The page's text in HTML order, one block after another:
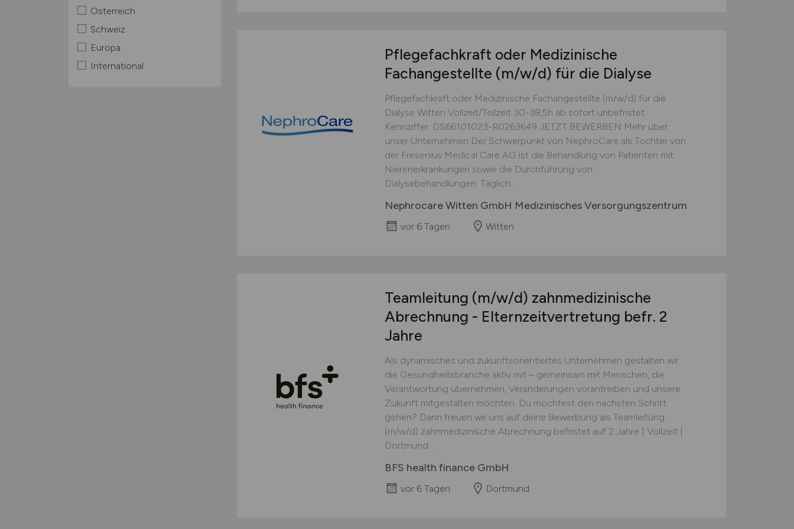
Österreich
Schweiz
Europa
International
Pflegefachkraft oder Medizinische
Fachangestellte (m/w/d) für die Dialyse
Pflegefachkraft oder Medizinische Fachangestellte (m/w/d) für die
Dialyse Witten Vollzeit/Teilzeit 30-38,5h ab sofort unbefristet
Kennziffer: DS66101023-R0263649 JETZT BEWERBEN Mehr über
unser Unternehmen Der Schwerpunkt von NephroCare als Tochter von
der Fresenius Medical Care AG ist die Behandlung von Patienten mit
Nierenerkrankungen sowie die Durchführung von
Dialysebehandlungen. Täglich...
Nephrocare Witten GmbH Medizinisches Versorgungszentrum
vor 6 Tagen Witten
Teamleitung (m/w/d) zahnmedizinische
Abrechnung - Elternzeitvertretung befr. 2
Jahre
Als dynamisches und zukunftsorientiertes Unternehmen gestalten wir
die Gesundheitsbranche aktiv mit – gemeinsam mit Menschen, die
Verantwortung übernehmen, Veränderungen vorantreiben und unsere
Zukunft mitgestalten möchten. Du möchtest den nächsten Schritt
gehen? Dann freuen wir uns auf deine Bewerbung als Teamleitung
(m/w/d) zahnmedizinische Abrechnung befristet auf 2 Jahre | Vollzeit |
Dortmund...
BFS health finance GmbH
vor 6 Tagen Dortmund